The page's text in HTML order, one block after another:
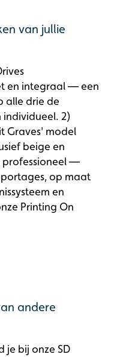
van jullie
en integraal — een
alle drie de
individueel. 2)
Graves' model
beige en
professioneel —
op maat
en
Printing On
andere
je bij onze SD